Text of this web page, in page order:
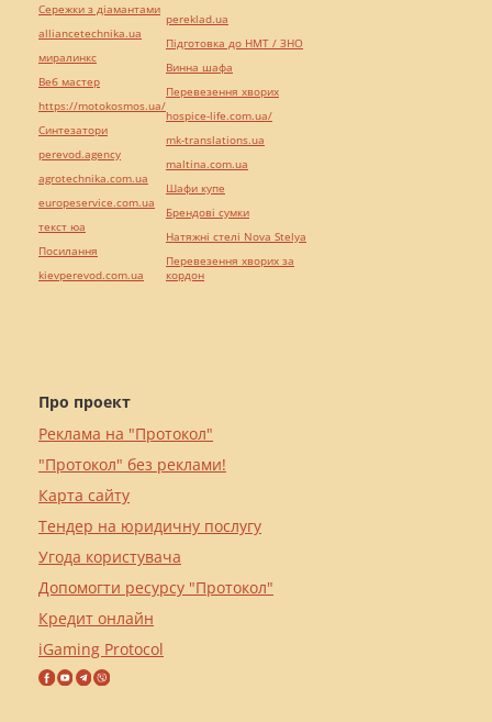
Про проект
Реклама на "Протокол"
"Протокол" без реклами!
Карта сайту
Тендер на юридичну послугу
Угода користувача
Допомогти ресурсу "Протокол"
Кредит онлайн
iGaming Protocol
Сережки з діамантами
alliancetechnika.ua
миралинкс
Веб мастер
https://motokosmos.ua/
Синтезатори
perevod.agency
agrotechnika.com.ua
europeservice.com.ua
текст юа
Посилання
kievperevod.com.ua
pereklad.ua
Підготовка до НМТ / ЗНО
Винна шафа
Перевезення хворих
hospice-life.com.ua/
mk-translations.ua
maltina.com.ua
Шафи купе
Брендові сумки
Натяжні стелі Nova Stelya
Перевезення хворих за
кордон